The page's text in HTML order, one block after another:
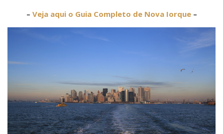
– Veja aqui o Guia Completo de Nova Iorque–